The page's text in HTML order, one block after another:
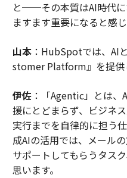
と──その本質はAI時代に
ますます重要になると感じ
山本：HubSpotでは、AI
stomer Platform』を提供
伊佐：「Agentic」とは、
援にとどまらず、ビジネ
実行までを自律的に担う
成AIの活用では、メール
サポートしてもらうタス
思います。